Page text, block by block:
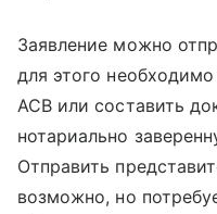
Заявление можно
для этого
АСВ или составить
нотариально
Отправить
возможно, но